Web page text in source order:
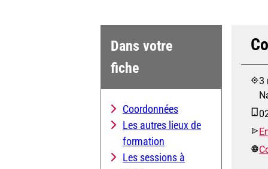
Dans votre
fiche
Coordonnées
Les autres lieux de
formation
Les sessions à
3